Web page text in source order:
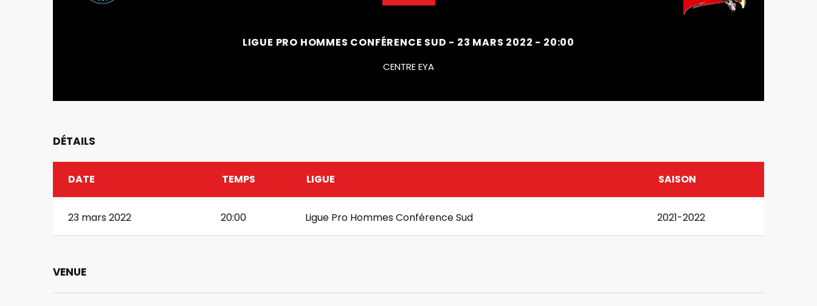
LIGUE PRO HOMMES CONFÉRENCE SUD - 23 MARS 2022 - 20:00
CENTRE EYA
DÉTAILS
DATE TEMPS LIGUE SAISON
23 mars 2022 20:00 Ligue Pro Hommes Conférence Sud 2021-2022
VENUE